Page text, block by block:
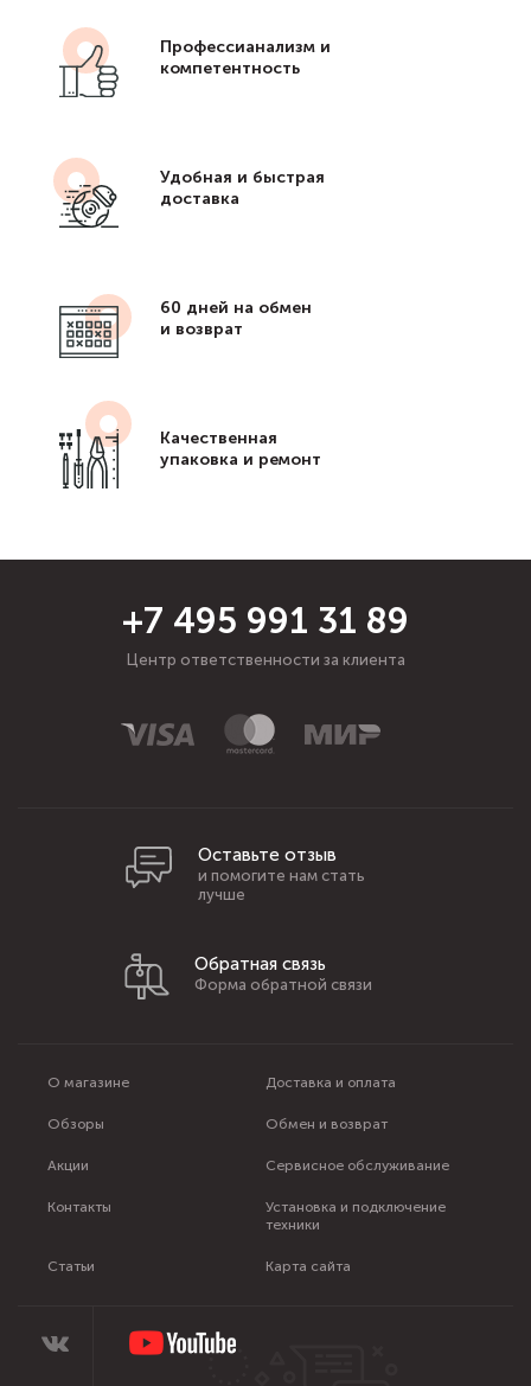
Профессианализм и
компетентность
Удобная и быстрая
доставка
60 дней на обмен
и возврат
Качественная
упаковка и ремонт
+7 495 991 31 89
Центр ответственности за клиента
О магазине Доставка и оплата
Обзоры Обмен и возврат
Акции Сервисное обслуживание
Контакты
Установка и подключение
техники
Статьи Карта сайта
Оставьте отзыв
и помогите нам стать
лучше
Обратная связь
Форма обратной связи